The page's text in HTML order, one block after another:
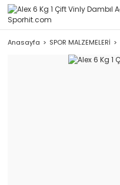
Anasayfa SPOR MALZEMELERİ